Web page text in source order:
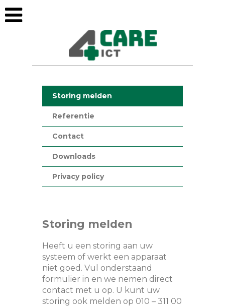
Storing melden
Referentie
Contact
Downloads
Privacy policy
Storing melden
Heeft u een storing aan uw
systeem of werkt een apparaat
niet goed. Vul onderstaand
formulier in en we nemen direct
contact met u op. U kunt uw
storing ook melden op 010 – 311 00